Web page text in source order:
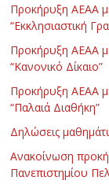
Προκήρυξη ΑΕΑΑ
“Εκκλησιαστική
Προκήρυξη ΑΕΑΑ
“Κανονικό Δίκαιο”
Προκήρυξη ΑΕΑΑ
“Παλαιά Διαθήκη”
Δηλώσεις
Ανακοίνωση
Πανεπιστημίου